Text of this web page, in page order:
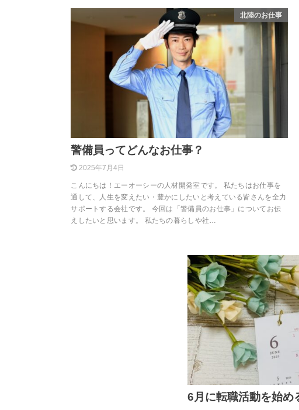
北陸のお仕事
警備員ってどんなお仕事？
2025年7月4日
こんにちは！エーオーシーの人材開発室です。 私たちはお仕事を
通して、人生を変えたい・豊かにしたいと考えている皆さんを全力
サポートする会社です。 今回は「警備員のお仕事」についてお伝
えしたいと思います。 私たちの暮らしや社…
6月に転職活動を始め